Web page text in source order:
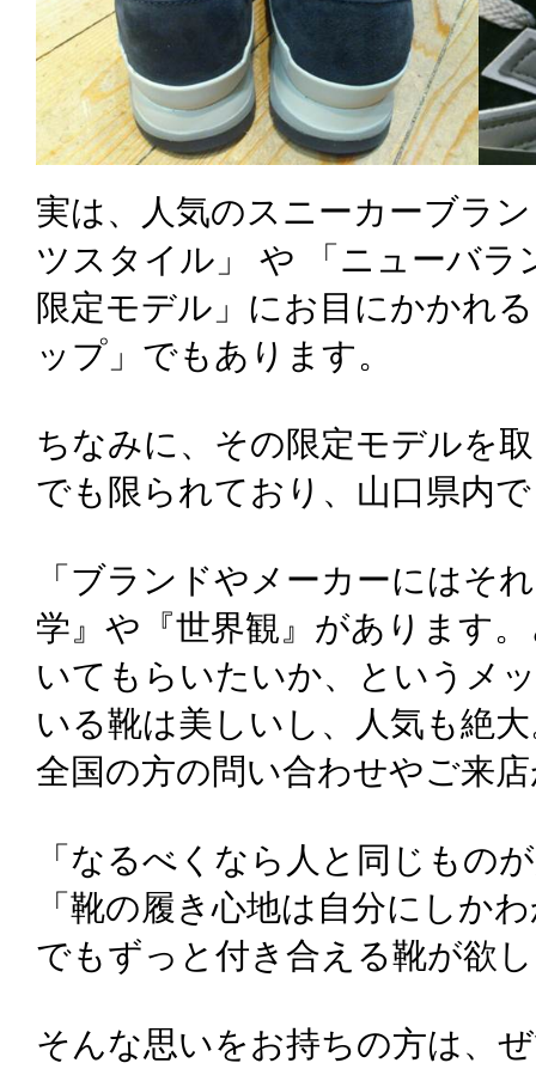
実は、人気のスニーカーブラ
ツスタイル」 や 「ニューバラ
限定モデル」にお目にかかれ
ップ」でもあります。
ちなみに、その限定モデルを
でも限られており、山口県内
「ブランドやメーカーにはそ
学』や『世界観』があります
いてもらいたいか、というメ
いる靴は美しいし、人気も絶
全国の方の問い合わせやご来
「なるべくなら人と同じもの
「靴の履き心地は自分にしか
でもずっと付き合える靴が欲
そんな思いをお持ちの方は、